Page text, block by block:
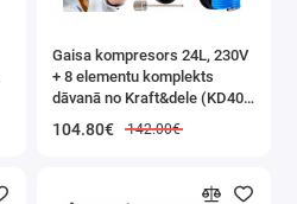
Gaisa kompresors 24L, 230V
+ 8 elementu komplekts
dāvanā no Kraft&dele (KD400
104.80€ 142.00€